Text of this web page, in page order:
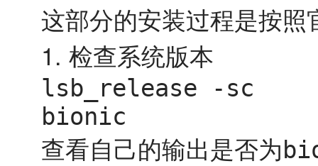
这部分的安装过程是按照
1. 检查系统版本
lsb_release -sc
bionic
查看自己的输出是否为